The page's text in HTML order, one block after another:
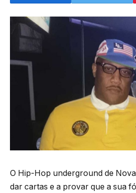
O Hip-Hop underground de
dar cartas e a provar que a sua